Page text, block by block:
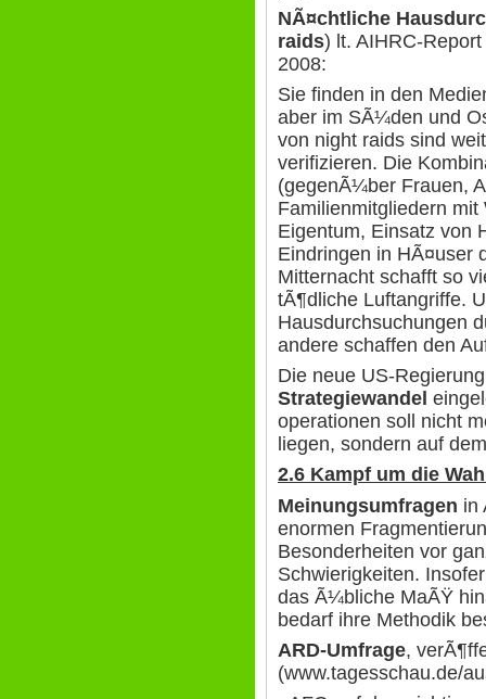
NÃ¤chtliche
raids) lt. AIHRC-
2008:
Sie finden in den
aber im SÃ¼den und
von night raids sind
verifizieren. Die
(gegenÃ¼ber Frauen,
Familienmitgliedern
Eigentum, Einsatz von
Eindringen in HÃ¤user
Mitternacht schafft so
tÃ¶dliche Luftangriffe.
Hausdurchsuchungen
andere schaffen den
Die neue US-
Strategiewandel
operationen soll nicht
liegen, sondern auf
2.6 Kampf um die
Meinungsumfragen in
enormen
Besonderheiten vor
Schwierigkeiten.
das Ã¼bliche MaÃŸ
bedarf ihre Methodik
ARD-Umfrage,
(www.tagesschau.de/